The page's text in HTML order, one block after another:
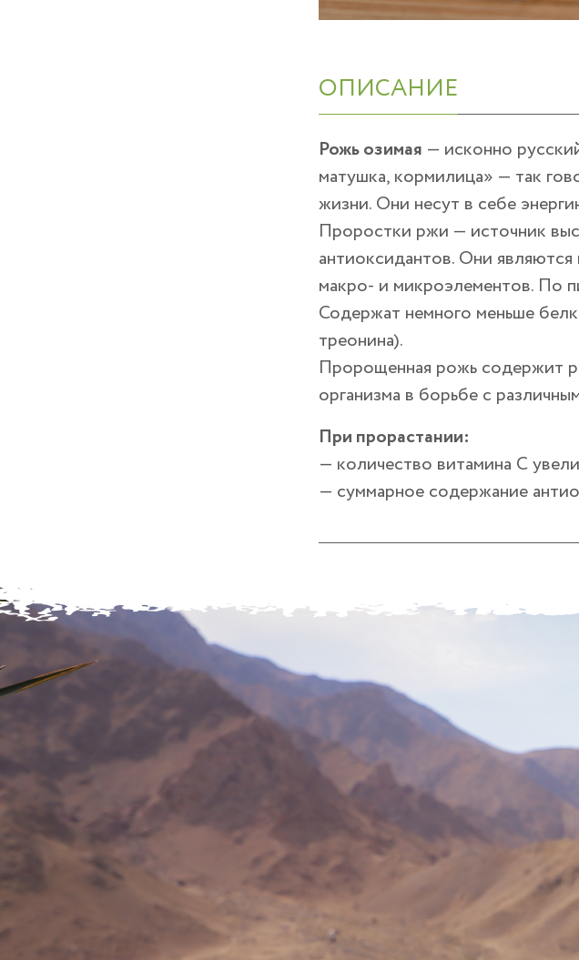
ОПИСАНИЕ
Рожь озимая — исконно
матушка, кормилица» — так
жизни. Они несут в себе
Проростки ржи — источник
антиоксидантов. Они
макро- и микроэлементов. По
Содержат немного меньше
треонина).
Пророщенная рожь содержит
организма в борьбе с
При прорастании:
— количество витамина С
— суммарное содержание